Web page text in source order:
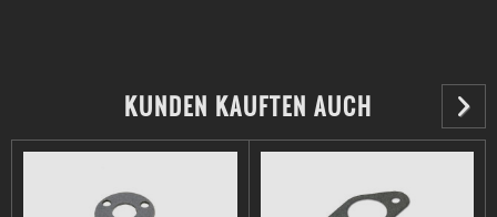
Frage hat der pot eine EG und BE oder nicht denn ich achte
schon auf solche kleinigkeiten
KUNDEN KAUFTEN AUCH